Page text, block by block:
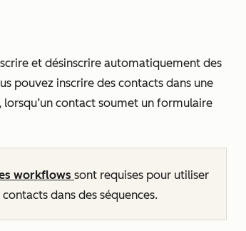
et désinscrire automatiquement des
pouvez inscrire des contacts dans une
lorsqu’un contact soumet un formulaire
workflows sont requises pour utiliser
dans des séquences.